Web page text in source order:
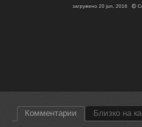
загружено20 jun, 2016
Комментарии Близко на